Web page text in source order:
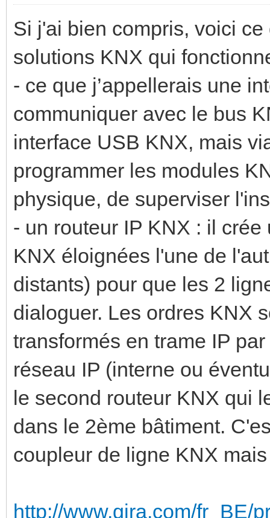
Si j'ai bien compris, voici
solutions KNX qui
- ce que j’appellerais une
communiquer avec le bus
interface USB KNX, mais
programmer les modules
physique, de superviser
- un routeur IP KNX : il
KNX éloignées l'une de
distants) pour que les 2
dialoguer. Les ordres KNX
transformés en trame IP
réseau IP (interne ou
le second routeur KNX qui
dans le 2ème bâtiment.
coupleur de ligne KNX
http://www.gira.com/fr_BE/